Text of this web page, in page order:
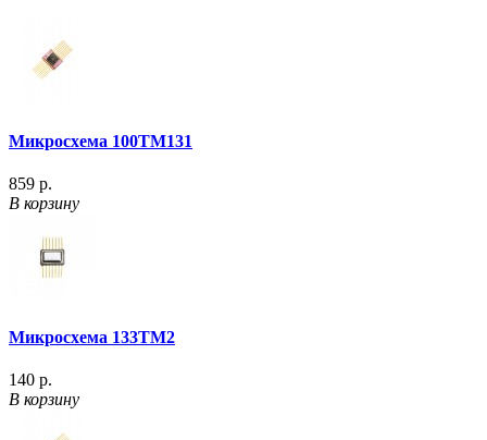
Микросхема 100ТМ131
859 р.
В корзину
Микросхема 133ТМ2
140 р.
В корзину